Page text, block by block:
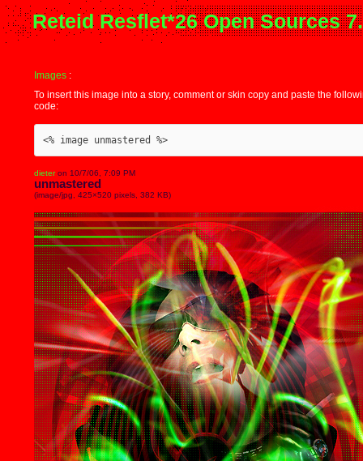
Reteid Resflet*26 Open Sources
Images :
To insert this image into a story, comment or skin copy and paste the
code:
<% image unmastered %>
dieteron 10/7/06, 7:09 PM
unmastered
(image/jpg, 425×520 pixels, 382 KB)